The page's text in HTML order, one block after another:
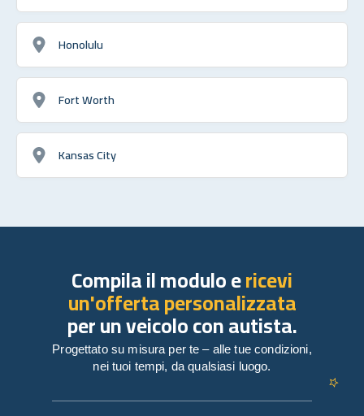
Honolulu
Fort Worth
Kansas City
Compila il modulo ericevi
un'offerta personalizzata
per un veicolo con autista.
Progettato su misura per te – alle tue condizioni,
nei tuoi tempi, da qualsiasi luogo.